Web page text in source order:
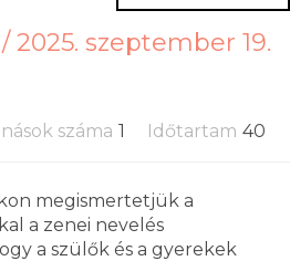
2025. szeptember 19.
száma 1 Időtartam 40
megismertetjük a
a zenei nevelés
a szülők és a gyerekek